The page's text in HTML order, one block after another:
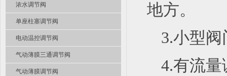
浓水调节阀
单座柱塞调节阀
电动温控调节阀
气动薄膜三通调节阀
气动薄膜调节阀
地方。
3.小型
4.有流